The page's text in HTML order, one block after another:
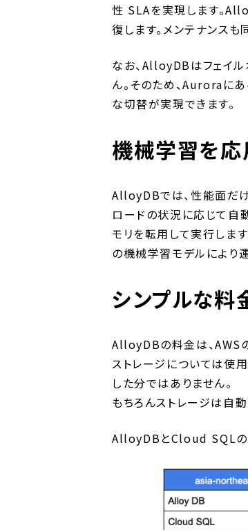
性 SLAを実現します。
復します。メンテナンス
なお、AlloyDBはフェイ
ん。そのため、Auroraに
な切替が実現できます。
機械学習を
AlloyDBでは、性能面だ
ロードの状況に応じて自
モリを転用して実行しま
の機械学習モデルにより
シンプルな料
AlloyDBの料金は、AWS
ストレージについては使
した分ではありません。
もちろんストレージは自
AlloyDBとCloud SQLの